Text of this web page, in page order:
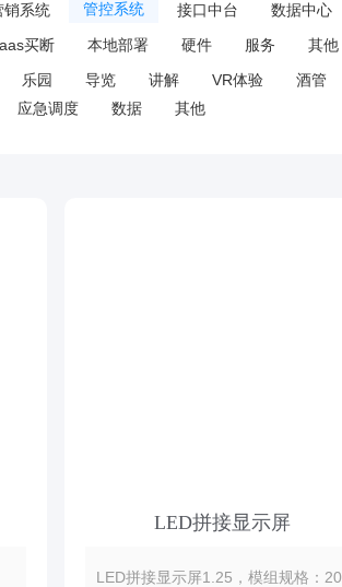
销系统 管控系统 接口中台 数据中心
买断 本地部署 硬件 服务 其他
乐园 导览 讲解 VR体验 酒管
应急调度 数据 其他
LED拼接显示屏
LED拼接显示屏1.25，模组规格：20